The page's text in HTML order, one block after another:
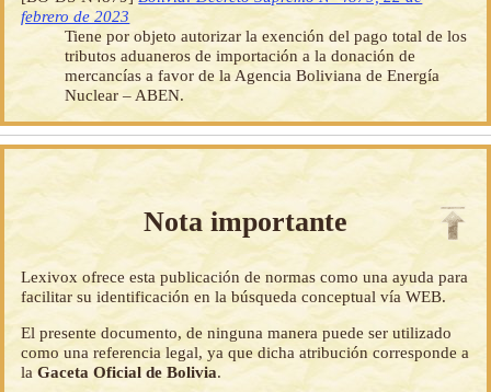
febrero de 2023
Tiene por objeto autorizar la exención del pago total de los
tributos aduaneros de importación a la donación de
mercancías a favor de la Agencia Boliviana de Energía
Nuclear – ABEN.
Nota importante
Lexivox ofrece esta publicación de normas como una ayuda para
facilitar su identificación en la búsqueda conceptual vía WEB.
El presente documento, de ninguna manera puede ser utilizado
como una referencia legal, ya que dicha atribución corresponde a
laGaceta Oficial de Bolivia.